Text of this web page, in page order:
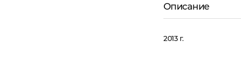
Описание
2013 г.